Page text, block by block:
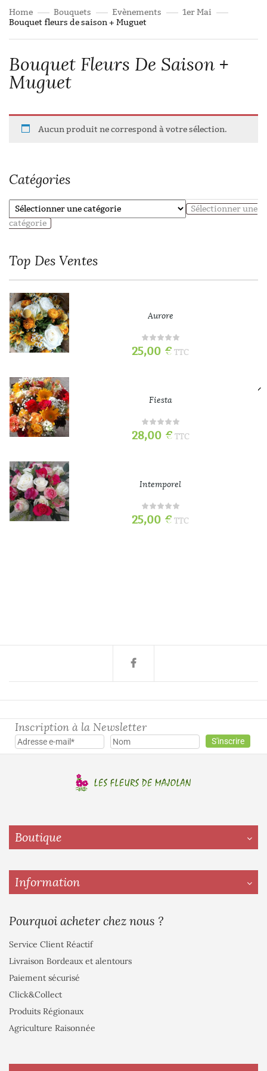
Home Bouquets Evènements
1er Mai
Bouquet fleurs de saison + Muguet
Bouquet Fleurs De Saison +
Muguet
Aucun produit ne correspond à votre sélection.
Catégories
Sélectionner une
catégorie
Top Des Ventes
Aurore
25,00 € TTC
Fiesta
28,00 € TTC
Intemporel
25,00 € TTC
Inscription à la Newsletter
Boutique
Information
Pourquoi acheter chez nous ?
Service Client Réactif
Livraison Bordeaux et alentours
Paiement sécurisé
Click&Collect
Produits Régionaux
Agriculture Raisonnée